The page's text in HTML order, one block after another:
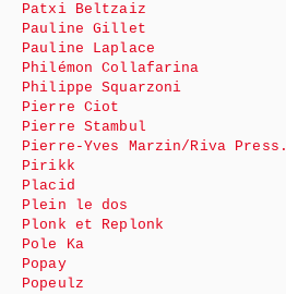
Patxi Beltzaiz
Pauline Gillet
Pauline Laplace
Philémon Collafarina
Philippe Squarzoni
Pierre Ciot
Pierre Stambul
Pierre-Yves Marzin/Riva Press.
Pirikk
Placid
Plein le dos
Plonk et Replonk
Pole Ka
Popay
Popeulz